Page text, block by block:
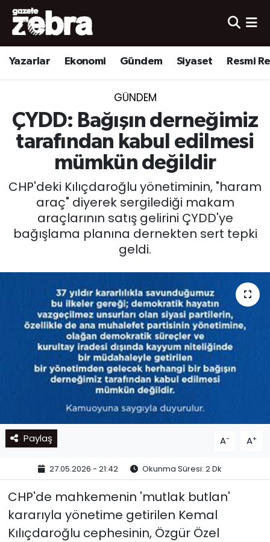
Yazarlar Ekonomi Gündem Siyaset Resmi
GÜNDEM
ÇYDD: Bağışın derneğimiz
tarafından kabul edilmesi
mümkün değildir
CHP'deki Kılıçdaroğlu yönetiminin, "haram
araç" diyerek sergilediği makam
araçlarının satış gelirini ÇYDD'ye
bağışlama planına dernekten sert tepki
geldi.
Paylaş A- A+
27.05.2026 - 21:42 Okunma Süresi: 2 Dk
CHP'de mahkemenin 'mutlak butlan'
kararıyla yönetime getirilen Kemal
Kılıçdaroğlu cephesinin, Özgür Özel
Yazarlar
Ekonomi
Yerel
Spor
Nöbetçi Eczaneler
Hava Durumu
Süper Lig Puan Durumu ve Fikstür
Tüm Manşetler
Son Dakika Haberleri
Haber Arşivi